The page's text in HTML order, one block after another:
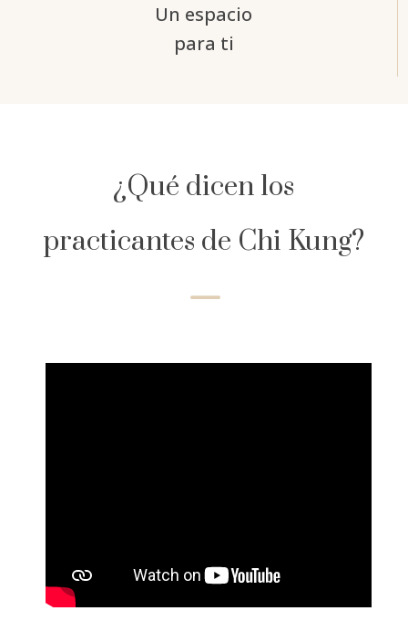
Un espacio
para ti
¿Qué dicen los
practicantes de Chi Kung?
K